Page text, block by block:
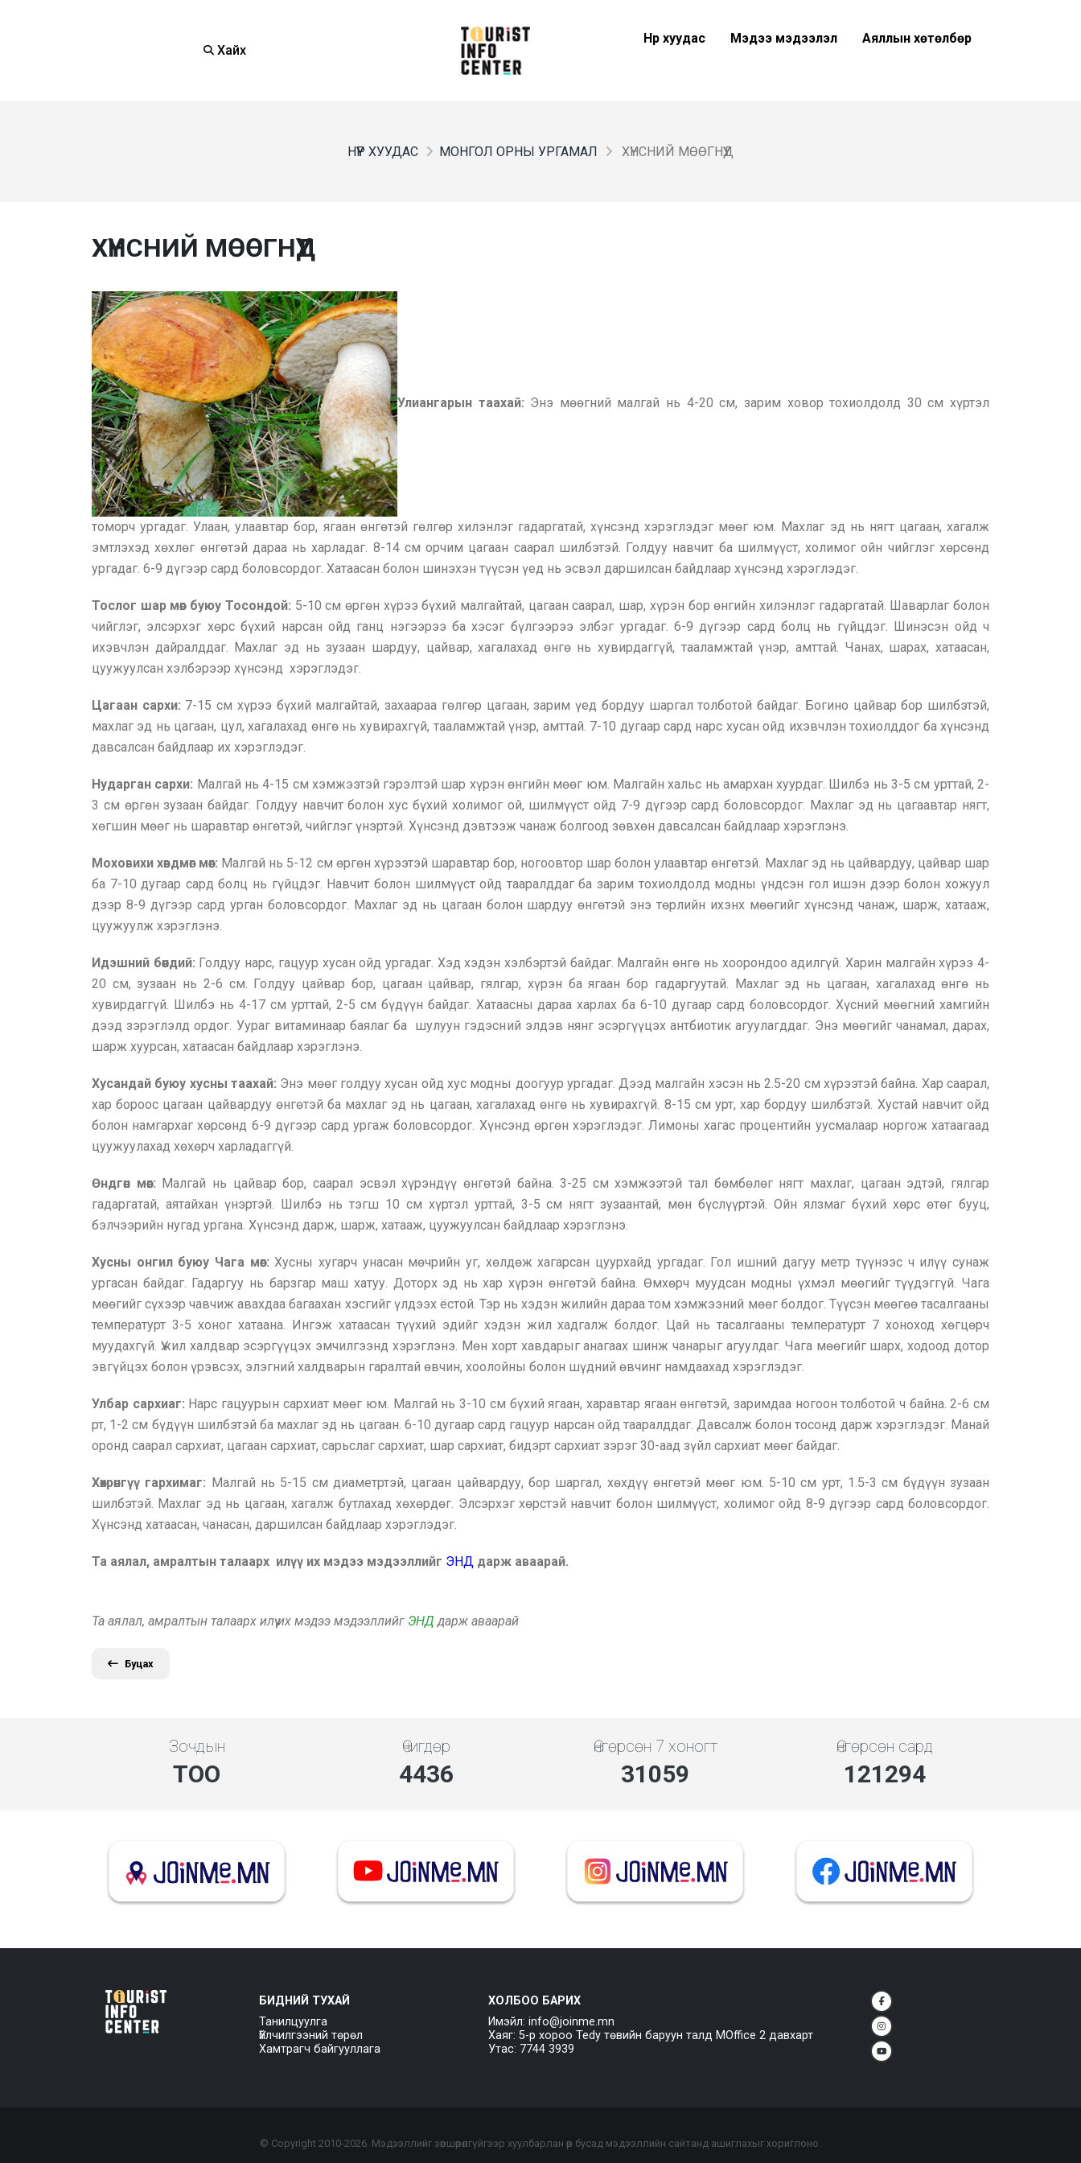
Хайх
Нүүр хуудас Мэдээ мэдээлэл Аяллын хөтөлбөр
НҮҮР ХУУДАС МОНГОЛ ОРНЫ УРГАМАЛ ХҮНСНИЙ МӨӨГНҮҮД
ХҮНСНИЙ МӨӨГНҮҮД
Улиангарын таахай: Энэ мөөгний малгай нь 4-20 см, зарим ховор тохиолдолд 30 см хүртэл
томорч ургадаг. Улаан, улаавтар бор, ягаан өнгөтэй гөлгөр хилэнлэг гадаргатай, хүнсэнд хэрэглэдэг мөөг юм. Махлаг эд нь нягт цагаан, хагалж
эмтлэхэд хөхлөг өнгөтэй дараа нь харладаг. 8-14 см орчим цагаан саарал шилбэтэй. Голдуу навчит ба шилмүүст, холимог ойн чийглэг хөрсөнд
ургадаг. 6-9 дүгээр сард боловсордог. Хатаасан болон шинэхэн түүсэн үед нь эсвэл даршилсан байдлаар хүнсэнд хэрэглэдэг.
Тослог шар мөөг буюу Тосондой: 5-10 см өргөн хүрээ бүхий малгайтай, цагаан саарал, шар, хүрэн бор өнгийн хилэнлэг гадаргатай. Шаварлаг болон
чийглэг, элсэрхэг хөрс бүхий нарсан ойд ганц нэгээрээ ба хэсэг бүлгээрээ элбэг ургадаг. 6-9 дүгээр сард болц нь гүйцдэг. Шинэсэн ойд ч
ихэвчлэн дайралддаг. Махлаг эд нь зузаан шардуу, цайвар, хагалахад өнгө нь хувирдаггүй, тааламжтай үнэр, амттай. Чанах, шарах, хатаасан,
цуужуулсан хэлбэрээр хүнсэнд хэрэглэдэг.
Цагаан сархи: 7-15 см хүрээ бүхий малгайтай, захаараа гөлгөр цагаан, зарим үед бордуу шаргал толботой байдаг. Богино цайвар бор шилбэтэй,
махлаг эд нь цагаан, цул, хагалахад өнгө нь хувирахгүй, тааламжтай үнэр, амттай. 7-10 дугаар сард нарс хусан ойд ихэвчлэн тохиолддог ба хүнсэнд
давсалсан байдлаар их хэрэглэдэг.
Нударган сархи: Малгай нь 4-15 см хэмжээтэй гэрэлтэй шар хүрэн өнгийн мөөг юм. Малгайн хальс нь амархан хуурдаг. Шилбэ нь 3-5 см урттай, 2-
3 см өргөн зузаан байдаг. Голдуу навчит болон хус бүхий холимог ой, шилмүүст ойд 7-9 дүгээр сард боловсордог. Махлаг эд нь цагаавтар нягт,
хөгшин мөөг нь шаравтар өнгөтэй, чийглэг үнэртэй. Хүнсэнд дэвтээж чанаж болгоод зөвхөн давсалсан байдлаар хэрэглэнэ.
Моховихи хөвдмөг мөөг: Малгай нь 5-12 см өргөн хүрээтэй шаравтар бор, ногоовтор шар болон улаавтар өнгөтэй. Махлаг эд нь цайвардуу, цайвар шар
ба 7-10 дугаар сард болц нь гүйцдэг. Навчит болон шилмүүст ойд тааралддаг ба зарим тохиолдолд модны үндсэн гол ишэн дээр болон хожуул
дээр 8-9 дүгээр сард урган боловсордог. Махлаг эд нь цагаан болон шардуу өнгөтэй энэ төрлийн ихэнх мөөгийг хүнсэнд чанаж, шарж, хатааж,
цуужуулж хэрэглэнэ.
Идэшний бөөндий: Голдуу нарс, гацуур хусан ойд ургадаг. Хэд хэдэн хэлбэртэй байдаг. Малгайн өнгө нь хоорондоо адилгүй. Харин малгайн хүрээ 4-
20 см, зузаан нь 2-6 см. Голдуу цайвар бор, цагаан цайвар, гялгар, хүрэн ба ягаан бор гадаргуутай. Махлаг эд нь цагаан, хагалахад өнгө нь
хувирдаггүй. Шилбэ нь 4-17 см урттай, 2-5 см бүдүүн байдаг. Хатаасны дараа харлах ба 6-10 дугаар сард боловсордог. Хүсний мөөгний хамгийн
дээд зэрэглэлд ордог. Уураг витаминаар баялаг ба шулуун гэдэсний элдэв нянг эсэргүүцэх антбиотик агуулагддаг. Энэ мөөгийг чанамал, дарах,
шарж хуурсан, хатаасан байдлаар хэрэглэнэ.
Хусандай буюу хусны таахай: Энэ мөөг голдуу хусан ойд хус модны доогуур ургадаг. Дээд малгайн хэсэн нь 2.5-20 см хүрээтэй байна. Хар саарал,
хар бороос цагаан цайвардуу өнгөтэй ба махлаг эд нь цагаан, хагалахад өнгө нь хувирахгүй. 8-15 см урт, хар бордуу шилбэтэй. Хустай навчит ойд
болон намгархаг хөрсөнд 6-9 дүгээр сард ургаж боловсордог. Хүнсэнд өргөн хэрэглэдэг. Лимоны хагас процентийн уусмалаар норгож хатаагаад
цуужуулахад хөхөрч харладаггүй.
Өндгөн мөөг: Малгай нь цайвар бор, саарал эсвэл хүрэндүү өнгөтэй байна. 3-25 см хэмжээтэй тал бөмбөлөг нягт махлаг, цагаан эдтэй, гялгар
гадаргатай, аятайхан үнэртэй. Шилбэ нь тэгш 10 см хүртэл урттай, 3-5 см нягт зузаантай, мөн бүслүүртэй. Ойн ялзмаг бүхий хөрс өтөг бууц,
бэлчээрийн нугад ургана. Хүнсэнд дарж, шарж, хатааж, цуужуулсан байдлаар хэрэглэнэ.
Хусны онгил буюу Чага мөөг:Хусны хугарч унасан мөчрийн уг, хөлдөж хагарсан цуурхайд ургадаг. Гол ишний дагуу метр түүнээс ч илүү сунаж
ургасан байдаг. Гадаргуу нь барзгар маш хатуу. Доторх эд нь хар хүрэн өнгөтэй байна. Өмхөрч муудсан модны үхмэл мөөгийг түүдэггүй. Чага
мөөгийг сүхээр чавчиж авахдаа багаахан хэсгийг үлдээх ёстой. Тэр нь хэдэн жилийн дараа том хэмжээний мөөг болдог. Түүсэн мөөгөө тасалгааны
температурт 3-5 хоног хатаана. Ингэж хатаасан түүхий эдийг хэдэн жил хадгалж болдог. Цай нь тасалгааны температурт 7 хоноход хөгцөрч
муудахгүй. Үжил халдвар эсэргүүцэх эмчилгээнд хэрэглэнэ. Мөн хорт хавдарыг анагаах шинж чанарыг агуулдаг. Чага мөөгийг шарх, ходоод дотор
эвгүйцэх болон үрэвсэх, элэгний халдварын гаралтай өвчин, хоолойны болон шүдний өвчинг намдаахад хэрэглэдэг.
Улбар сархиаг: Нарс гацуурын сархиат мөөг юм. Малгай нь 3-10 см бүхий ягаан, харавтар ягаан өнгөтэй, заримдаа ногоон толботой ч байна. 2-6 см
рт, 1-2 см бүдүүн шилбэтэй ба махлаг эд нь цагаан. 6-10 дугаар сард гацуур нарсан ойд тааралддаг. Давсалж болон тосонд дарж хэрэглэдэг. Манай
оронд саарал сархиат, цагаан сархиат, сарьслаг сархиат, шар сархиат, бидэрт сархиат зэрэг 30-аад зүйл сархиат мөөг байдаг.
Хөхрөнгүү гархимаг: Малгай нь 5-15 см диаметртэй, цагаан цайвардуу, бор шаргал, хөхдүү өнгөтэй мөөг юм. 5-10 см урт, 1.5-3 см бүдүүн зузаан
шилбэтэй. Махлаг эд нь цагаан, хагалж бутлахад хөхөрдөг. Элсэрхэг хөрстэй навчит болон шилмүүст, холимог ойд 8-9 дүгээр сард боловсордог.
Хүнсэнд хатаасан, чанасан, даршилсан байдлаар хэрэглэдэг.
Та аялал, амралтын талаарх илүү их мэдээ мэдээллийг ЭНД дарж аваарай.
Та аялал, амралтын талаарх илүү их мэдээ мэдээллийг ЭНД дарж аваарай
Буцах
Зочдын
ТОО
Өчигдөр
5119
Өнгөрсөн 7 хоногт
35837
Өнгөрсөн сард
139955
БИДНИЙ ТУХАЙ
Танилцуулга
Үйлчилгээний төрөл
Хамтрагч байгууллага
ХОЛБОО БАРИХ
Имэйл: info@joinme.mn
Хаяг: 5-р хороо Tedy төвийн баруун талд MOffice 2 давхарт
Утас: 7744 3939
© Copyright 2010-2026 . Мэдээллийг зөвшөөрөлгүйгээр хуулбарлан өөр бусад мэдээллийн сайтанд ашиглахыг хориглоно.